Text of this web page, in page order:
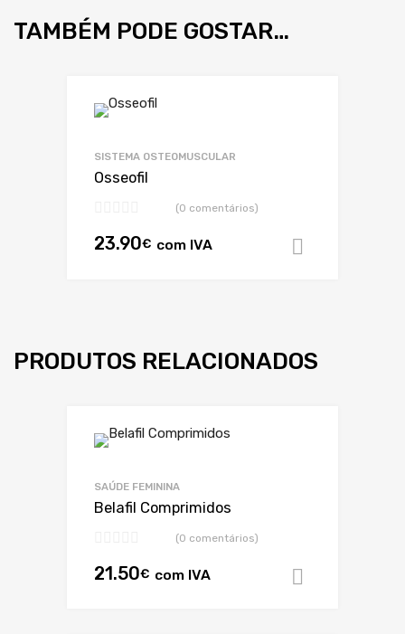
TAMBÉM PODE GOSTAR…
SISTEMA OSTEOMUSCULAR
Osseofil
(0 comentários)
23.90€ com IVA
PRODUTOS RELACIONADOS
SAÚDE FEMININA
Belafil Comprimidos
(0 comentários)
21.50€ com IVA